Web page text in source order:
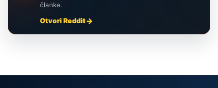
članke.
Otvori Reddit